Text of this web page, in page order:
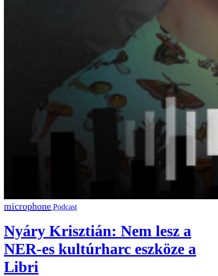
Podcast
Nyáry Krisztián: Nem lesz a
NER-es kultúrharc eszköze a
Libri